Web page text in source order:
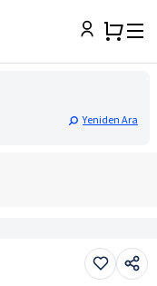
Yeniden Ara